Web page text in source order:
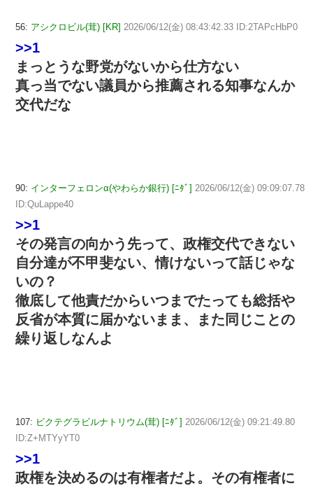
56: アシクロビル(茸) [KR] 2026/06/12(金) 08:43:42.33 ID:2TAPcHbP0
>>1
まっとうな野党がないから仕方ない
真っ当でない議員から推薦される知事なんか
交代だな
90: インターフェロンα(やわらか銀行) [ﾆﾀﾞ] 2026/06/12(金) 09:09:07.78
ID:QuLappe40
>>1
その発言の向かう先って、政権交代できない
自分達が不甲斐ない、情けないって話じゃな
いの？
徹底して他責だからいつまでたっても総括や
反省が本質に届かないまま、また同じことの
繰り返しなんよ
107: ビクテグラビルナトリウム(茸) [ﾆﾀﾞ] 2026/06/12(金) 09:21:49.80
ID:Z+MTYyYT0
>>1
政権を決めるのは有権者だよ。その有権者に